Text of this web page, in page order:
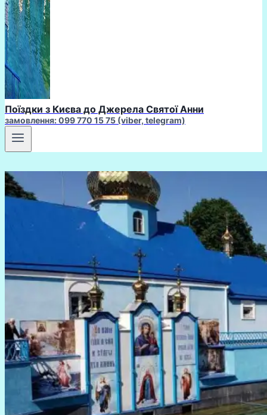
Поїздки з Києва до Джерела Святої Анни
замовлення: 099 770 15 75 (viber, telegram)